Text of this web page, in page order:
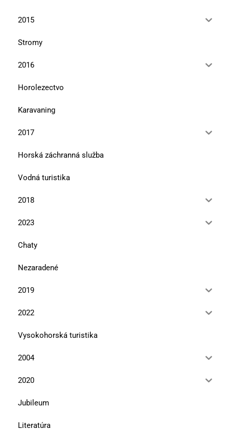
2015
Stromy
2016
Horolezectvo
Karavaning
2017
Horská záchranná služba
Vodná turistika
2018
2023
Chaty
Nezaradené
2019
2022
Vysokohorská turistika
2004
2020
Jubileum
Literatúra